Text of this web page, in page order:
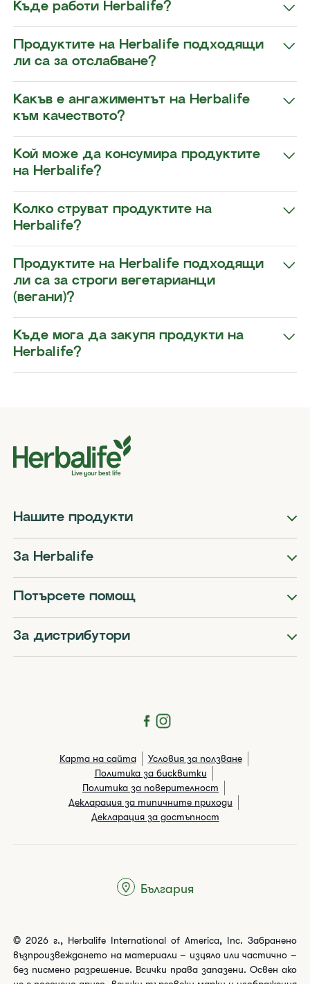
​​Къде работи Herbalife?​
​​Продуктите на Herbalife подходящи
ли са за отслабване?​
​​Какъв е ангажиментът на Herbalife
към качеството?​
Кой може да консумира продуктите
на Herbalife?​
​​Колко струват продуктите на
Herbalife?
​​Продуктите на Herbalife подходящи
ли са за строги вегетарианци
(вегани)?​
​​Къде мога да закупя продукти на
Herbalife?​
Нашите продукти
За Herbalife
Потърсете помощ
За дистрибутори
Карта на сайта
Условия за ползване
Политика за бисквитки
Политика за поверителност
Декларация за типичните приходи
Декларация за достъпност
© 2026 г., Herbalife International of America, Inc. Забранено
възпроизвеждането на материали – изцяло или частично –
без писмено разрешение. Всички права запазени. Освен ако
България